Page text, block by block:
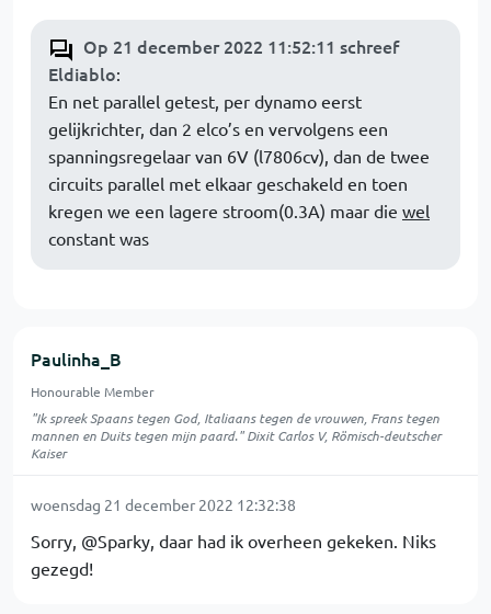
Op 21 december 2022 11:52:11 schreef
Eldiablo:
En net parallel getest, per dynamo eerst
gelijkrichter, dan 2 elco’s en vervolgens een
spanningsregelaar van 6V (l7806cv), dan de twee
circuits parallel met elkaar geschakeld en toen
kregen we een lagere stroom(0.3A) maar die wel
constant was
Paulinha_B
Honourable Member
"Ik spreek Spaans tegen God, Italiaans tegen de vrouwen, Frans tegen
mannen en Duits tegen mijn paard." Dixit Carlos V, Römisch-deutscher
Kaiser
woensdag 21 december 2022 12:32:38
Sorry, @Sparky, daar had ik overheen gekeken. Niks
gezegd!